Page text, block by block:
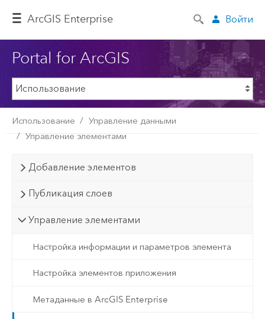
ArcGIS Enterprise Войти
Portal for ArcGIS
Использование
Управление данными
Управление элементами
Добавление элементов
Публикация слоев
Управление элементами
Настройка информации и параметров элемента
Настройка элементов приложения
Метаданные в ArcGIS Enterprise